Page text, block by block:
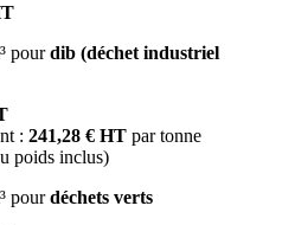
pourdib (déchet industriel
: 241,28 € HT par tonne
poids inclus)
pourdéchets verts